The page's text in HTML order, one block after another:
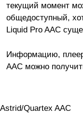
текущий момент
общедоступный,
Liquid Pro AAC
Информацию,
AAC можно
Astrid/Quartex AAC